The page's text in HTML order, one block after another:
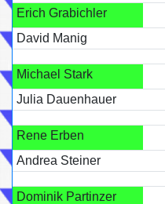
Erich Grabichler
David Manig
Michael Stark
Julia Dauenhauer
Rene Erben
Andrea Steiner
Dominik Partinzer